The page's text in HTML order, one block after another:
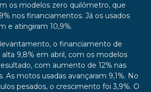
os modelos zero quilômetro, que
nos financiamentos. Já os usados
e atingiram 10,9%.
o financiamento de
9,8% em abril, com os modelos
com aumento de 12% nas
As motos usadas avançaram 9,1%. No
pesados, o crescimento foi 3,9%. O